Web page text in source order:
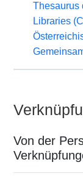
Thesaurus
Libraries
Von der